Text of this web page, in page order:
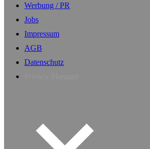
Werbung / PR
Jobs
Impressum
AGB
Datenschutz